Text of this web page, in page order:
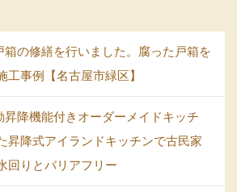
箱の修繕を行いました。腐った戸箱を
工事例【名古屋市緑区】
降機能付きオーダーメイドキッチ
昇降式アイランドキッチンで古民家
回りとバリアフリー